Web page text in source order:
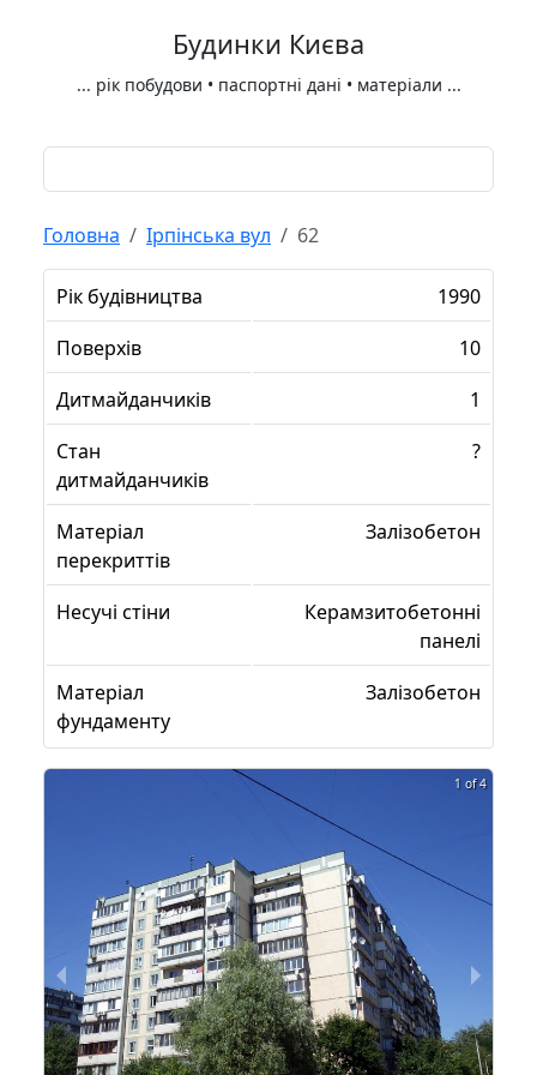
Будинки Києва
... рік побудови • паспортні дані • матеріали ...
Головна Ірпінська вул 62
Рік будівництва
1990
Поверхів
10
Дитмайданчиків
1
Стан
дитмайданчиків
?
Матеріал
перекриттів
Залізобетон
Несучі стіни
Керамзитобетонні
панелі
Матеріал
фундаменту
Залізобетон
1 of 4